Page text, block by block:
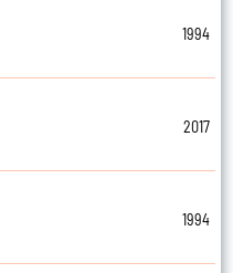
1994
2017
1994